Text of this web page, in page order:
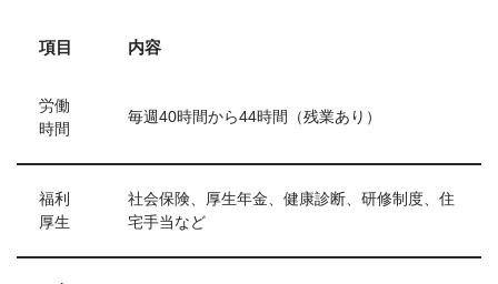
項目 内容
労働
時間
毎週40時間から44時間（残業あり）
福利
厚生
社会保険、厚生年金、健康診断、研修制度、住
宅手当など